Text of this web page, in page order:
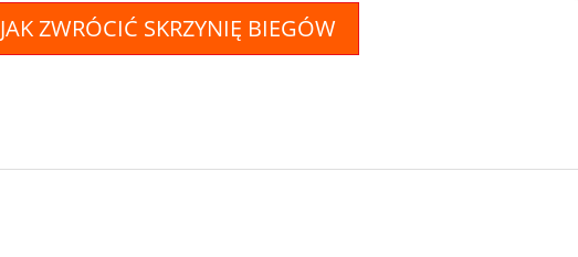
JAK ZWRÓCIĆ SKRZYNIĘ BIEGÓW